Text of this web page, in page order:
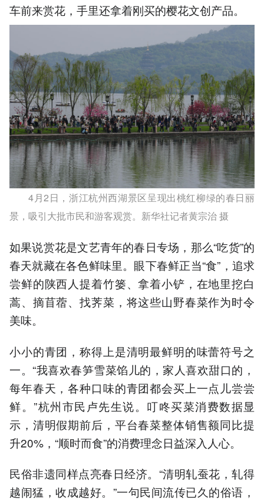
车前来赏花，手里还拿着刚买的樱花文创产品。
4月2日，浙江杭州西湖景区呈现出桃红柳绿的春日丽
景，吸引大批市民和游客观赏。新华社记者黄宗治 摄
如果说赏花是文艺青年的春日专场，那么“吃货”的
春天就藏在各色鲜味里。眼下春鲜正当“食”，追求
尝鲜的陕西人提着竹篓、拿着小铲，在地里挖白
蒿、摘苜蓿、找荠菜，将这些山野春菜作为时令
美味。
小小的青团，称得上是清明最鲜明的味蕾符号之
一。“我喜欢春笋雪菜馅儿的，家人喜欢甜口的，
每年春天，各种口味的青团都会买上一点儿尝尝
鲜。”杭州市民卢先生说。叮咚买菜消费数据显
示，清明假期前后，平台春菜整体销售额同比提
升20%，“顺时而食”的消费理念日益深入人心。
民俗非遗同样点亮春日经济。“清明轧蚕花，轧得
越闹猛，收成越好。”一句民间流传已久的俗语，